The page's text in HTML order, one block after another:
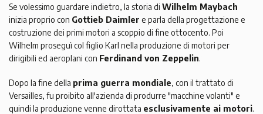
Se volessimo guardare indietro, la storia di Wilhelm Maybach
inizia proprio con Gottieb Daimler e parla della progettazione e
costruzione dei primi motori a scoppio di fine ottocento. Poi
Wilhelm proseguì col figlio Karl nella produzione di motori per
dirigibili ed aeroplani con Ferdinand von Zeppelin.
Dopo la fine della prima guerra mondiale, con il trattato di
Versailles, fu proibito all'azienda di produrre "macchine volanti" e
quindi la produzione venne dirottata esclusivamente ai motori.